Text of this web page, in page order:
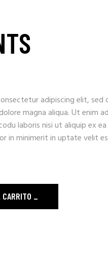
adipiscing elit, sed
magna aliqua. Ut enim
laboris nisi ut aliquip ex
in minimerit in uptate velit